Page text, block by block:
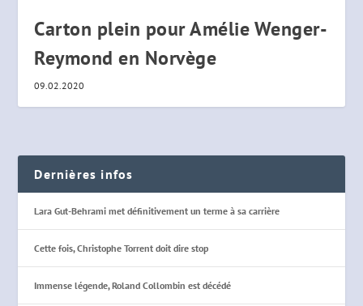
Carton plein pour Amélie Wenger-
Reymond en Norvège
09.02.2020
Dernières infos
Lara Gut-Behrami met définitivement un terme à sa carrière
Cette fois, Christophe Torrent doit dire stop
Immense légende, Roland Collombin est décédé